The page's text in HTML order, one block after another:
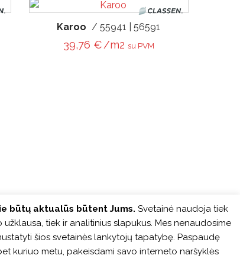
Karoo / 55941 | 56591
39,76 €/m2 su PVM
būtų aktualūs būtent Jums. Svetainė naudoja tiek
tiek ir analitinius slapukus. Mes nenaudosime
šios svetainės lankytojų tapatybę. Paspaudę
kuriuo metu, pakeisdami savo interneto naršyklės